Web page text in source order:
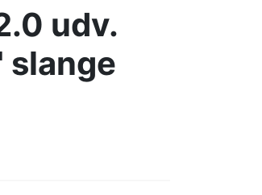
udv.
slange